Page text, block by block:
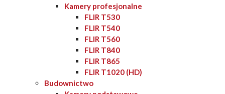
Kamery profesjonalne
FLIR T530
FLIR T540
FLIR T560
FLIR T840
FLIR T865
FLIR T1020 (HD)
Budownictwo